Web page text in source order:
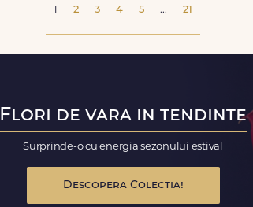
1 2 3 4 5 ... 21
Flori de vara in tendinte
Surprinde-o cu energia sezonului estival
Descopera Colectia!